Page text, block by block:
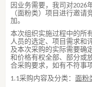
因业务需要，我司对2026
（面粉类）项目进行邀
加。
本次组织实施过程中的所
人员的选定、 项目 需求和
及本次采购的实际需要确
和价格有权全部、部分或
合采购要求，如有不符事
1.1采购内容及分类 ： 面粉